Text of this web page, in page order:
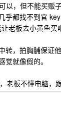
以，但不能买贩
乎都找不到官
老板去小黄鱼买
转，拍胸脯保证
觉就像假的。
老板不懂电脑，